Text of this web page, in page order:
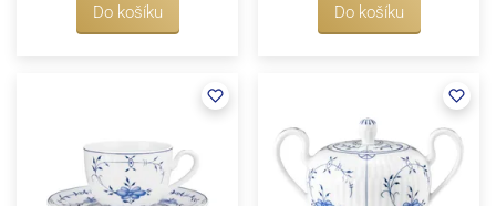
Do košíku Do košíku